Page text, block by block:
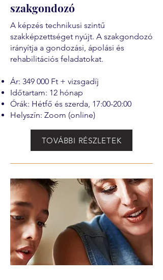
szakgondozó
A képzés technikusi szintű
szakképzettséget nyújt. A szakgondozó
irányítja a gondozási, ápolási és
rehabilitációs feladatokat.
Ár: 349 000 Ft + vizsgadíj
Időtartam: 12 hónap
Órák: Hétfő és szerda, 17:00-20:00
Helyszín: Zoom (online)
TOVÁBBI RÉSZLETEK